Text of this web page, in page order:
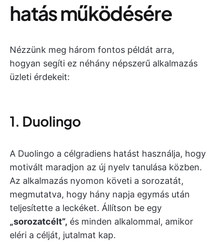
hatás működésére
Nézzünk meg három fontos példát arra,
hogyan segíti ez néhány népszerű alkalmazás
üzleti érdekeit:
1. Duolingo
A Duolingo a célgradiens hatást használja, hogy
motivált maradjon az új nyelv tanulása közben.
Az alkalmazás nyomon követi a sorozatát,
megmutatva, hogy hány napja egymás után
teljesítette a leckéket. Állítson be egy
„sorozatcélt”, és minden alkalommal, amikor
eléri a célját, jutalmat kap.